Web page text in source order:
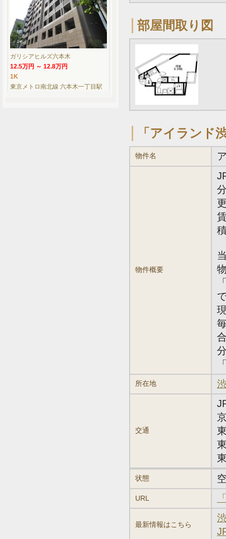
部屋間取り図
「アイランド
物件名
物件概要
所在地
交通
状態
URL
最新情報はこちら
ガリシアヒルズ六本木
12.5万円 ～ 12.8万円
1K
東京メトロ南北線 六本木一丁目駅